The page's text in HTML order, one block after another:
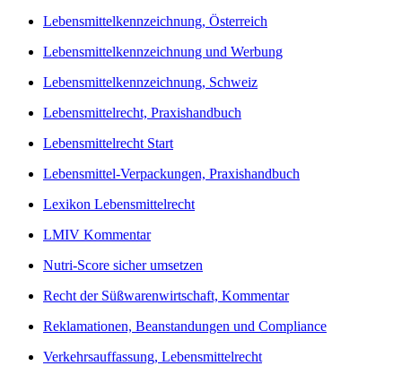
Lebensmittelkennzeichnung, Österreich
Lebensmittelkennzeichnung und Werbung
Lebensmittelkennzeichnung, Schweiz
Lebensmittelrecht, Praxishandbuch
Lebensmittelrecht Start
Lebensmittel-Verpackungen, Praxishandbuch
Lexikon Lebensmittelrecht
LMIV Kommentar
Nutri-Score sicher umsetzen
Recht der Süßwarenwirtschaft, Kommentar
Reklamationen, Beanstandungen und Compliance
Verkehrsauffassung, Lebensmittelrecht